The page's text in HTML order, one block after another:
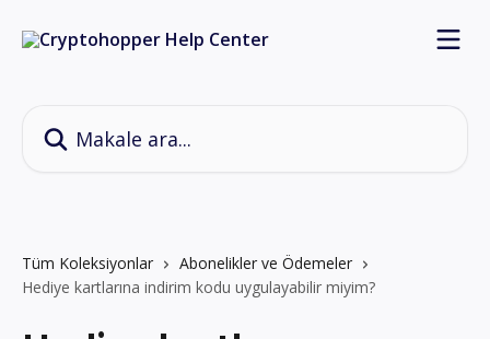
Tüm Koleksiyonlar
Abonelikler ve Ödemeler
Hediye kartlarına indirim kodu uygulayabilir miyim?